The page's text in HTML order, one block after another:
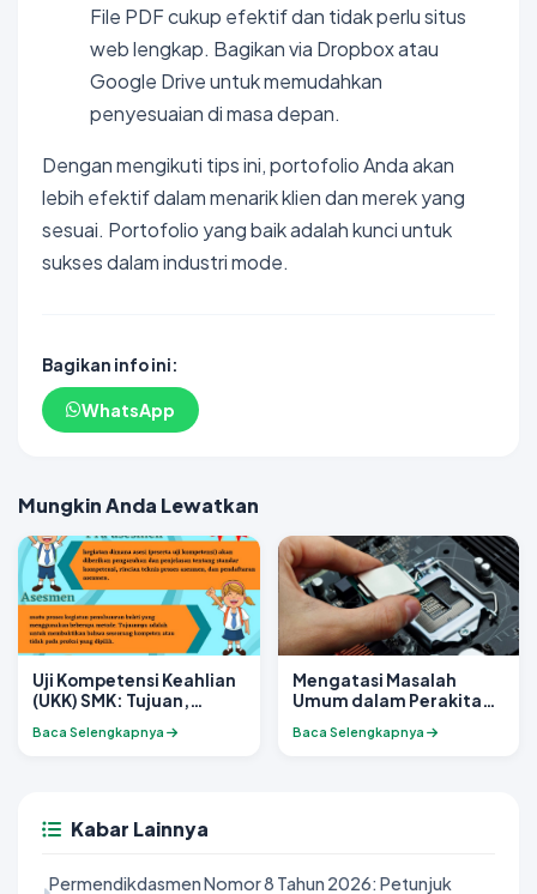
File PDF cukup efektif dan tidak perlu situs
web lengkap. Bagikan via Dropbox atau
Google Drive untuk memudahkan
penyesuaian di masa depan.
Dengan mengikuti tips ini, portofolio Anda akan
lebih efektif dalam menarik klien dan merek yang
sesuai. Portofolio yang baik adalah kunci untuk
sukses dalam industri mode.
Bagikan info ini:
WhatsApp
Mungkin Anda Lewatkan
Uji Kompetensi Keahlian
(UKK) SMK: Tujuan,
Pentingnya dalam
Baca Selengkapnya
Mengatasi Masalah
Umum dalam Perakitan
Baca Selengkapnya
Kabar Lainnya
Permendikdasmen Nomor 8 Tahun 2026: Petunjuk